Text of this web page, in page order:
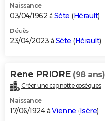
Naissance
03/04/1962 à Sète (Hérault)
Décès
23/04/2023 à Sète (Hérault)
Rene PRIORE (98 ans)
Créer une cagnotte obsèques
Naissance
17/06/1924 à Vienne (Isère)